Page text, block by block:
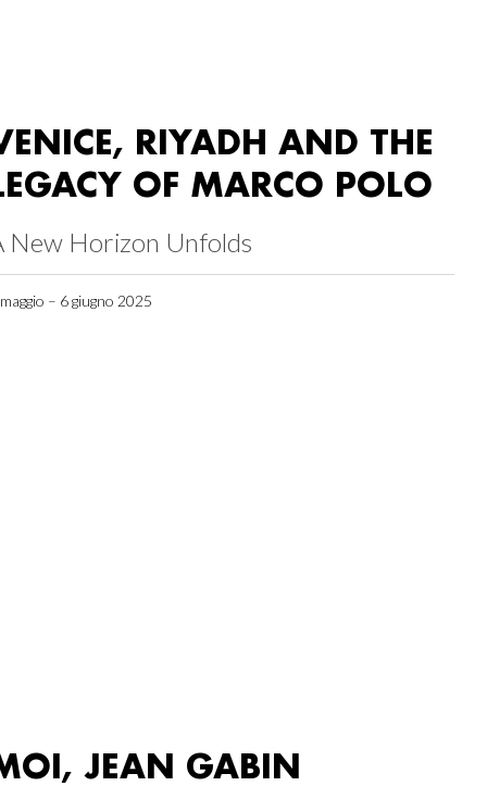
RIYADH AND THE
OF MARCO POLO
New Horizon Unfolds
– 6 giugno 2025
JEAN GABIN